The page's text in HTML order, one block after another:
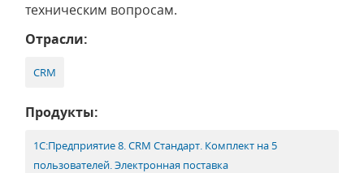
техническим вопросам.
Отрасли:
CRM
Продукты:
1С:Предприятие 8. CRM Стандарт. Комплект на 5
пользователей. Электронная поставка